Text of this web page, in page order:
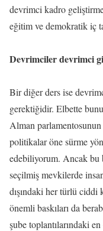
devrimci kadro
eğitim ve demokratik iç
Devrimciler devrimci
Bir diğer ders ise
gerektiğidir. Elbette
Alman
politikalar öne sürme
edebiliyorum. Ancak bu
seçilmiş mevkilerde
dışındaki her türlü ciddi
önemli baskıları da
şube toplantılarındaki